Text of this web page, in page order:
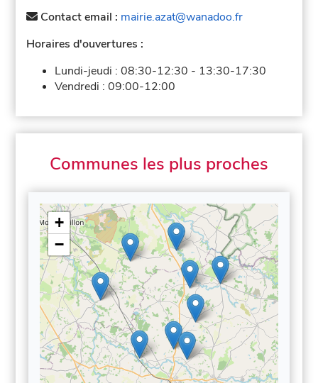
Contact email : mairie.azat@wanadoo.fr
Horaires d'ouvertures :
Lundi-jeudi :08:30-12:30 - 13:30-17:30
Vendredi :09:00-12:00
Communes les plus proches
+
−